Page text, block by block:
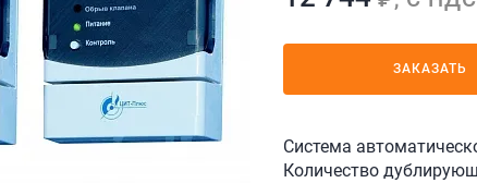
ЗАКАЗАТЬ
Система
Количество